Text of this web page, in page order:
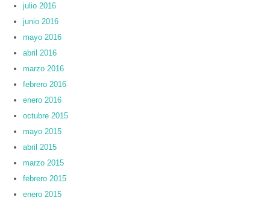
julio 2016
junio 2016
mayo 2016
abril 2016
marzo 2016
febrero 2016
enero 2016
octubre 2015
mayo 2015
abril 2015
marzo 2015
febrero 2015
enero 2015